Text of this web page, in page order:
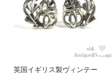
英国イギリス製ヴィンテー